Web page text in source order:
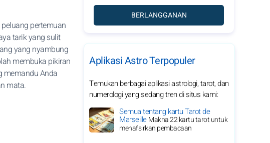
pertemuan
tarik yang sulit
yang nyambung
membuka pikiran
memandu Anda
mata.
BERLANGGANAN
Aplikasi Astro Terpopuler
Temukan berbagai aplikasi astrologi, tarot, dan
numerologi yang sedang tren di situs kami:
Semua tentang kartu Tarot de
MarseilleMakna 22 kartu tarot untuk
menafsirkan pembacaan